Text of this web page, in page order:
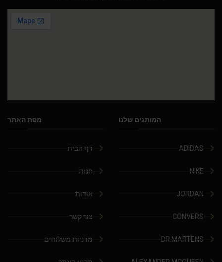
המותגים שלנו
ADIDAS
NIKE
JORDAN
CONVERS
DR.MARTENS
מפת האתר
דף הבית
חנות
אודות
צור קשר
מדניות משלוחים